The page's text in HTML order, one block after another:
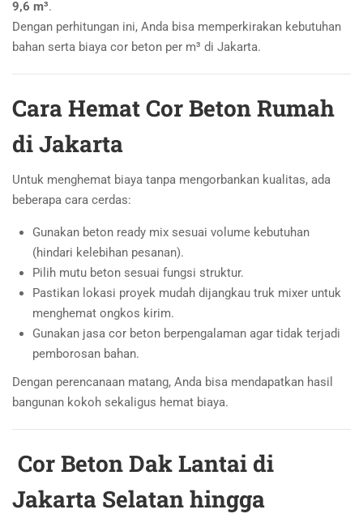
9,6 m³.
Dengan perhitungan ini, Anda bisa memperkirakan kebutuhan
bahan serta biaya cor beton per m³ di Jakarta.
Cara Hemat Cor Beton Rumah
di Jakarta
Untuk menghemat biaya tanpa mengorbankan kualitas, ada
beberapa cara cerdas:
Gunakan beton ready mix sesuai volume kebutuhan
(hindari kelebihan pesanan).
Pilih mutu beton sesuai fungsi struktur.
Pastikan lokasi proyek mudah dijangkau truk mixer untuk
menghemat ongkos kirim.
Gunakan jasa cor beton berpengalaman agar tidak terjadi
pemborosan bahan.
Dengan perencanaan matang, Anda bisa mendapatkan hasil
bangunan kokoh sekaligus hemat biaya.
Cor Beton Dak Lantai di
Jakarta Selatanhingga